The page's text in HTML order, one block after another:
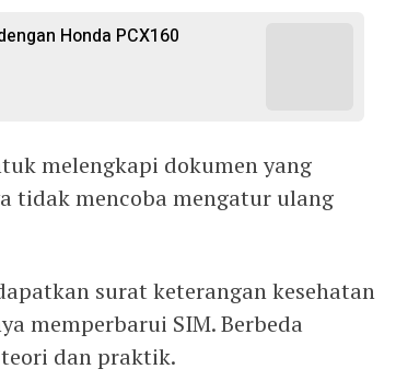
Honda PCX160
melengkapi dokumen yang
tidak mencoba mengatur ulang
surat keterangan kesehatan
memperbarui SIM. Berbeda
dan praktik.